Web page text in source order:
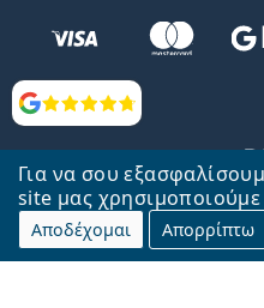
Για να σου
site μας
Αποδέχομαι Απορρίπτω
Αξιολογήσεις
Επιστροφή στην αρχική